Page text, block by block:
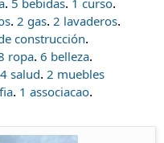
. 2 gas. 2 lavaderos.
construcción.
ropa. 6 belleza.
4 salud. 2 muebles
. 1 associacao.